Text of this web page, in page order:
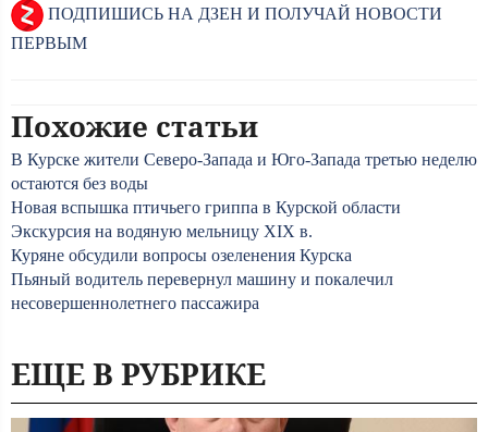
ПОДПИШИСЬ НА ДЗЕН И ПОЛУЧАЙ НОВОСТИ
ПЕРВЫМ
Похожие статьи
В Курске жители Северо-Запада и Юго-Запада третью неделю
остаются без воды
Новая вспышка птичьего гриппа в Курской области
Экскурсия на водяную мельницу XIX в.
Куряне обсудили вопросы озеленения Курска
Пьяный водитель перевернул машину и покалечил
несовершеннолетнего пассажира
ЕЩЕ В РУБРИКЕ